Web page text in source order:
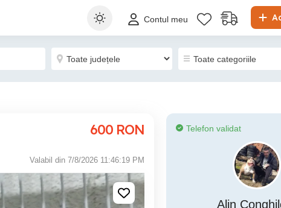
Contul meu
600 RON
Valabil din 7/8/2026 11:46:19 PM
Telefon validat
Alin